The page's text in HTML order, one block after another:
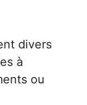
divers
à
ou